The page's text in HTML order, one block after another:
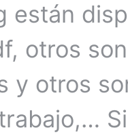
están
otros
y otros